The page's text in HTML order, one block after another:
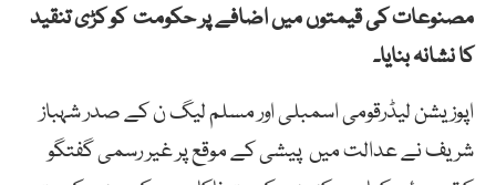
مصنوعات کی قیمتوں میں اضافے پر حکومت کو کڑی تنقید
کا نشانہ بنایا۔
اپوزیشن لیڈرقومی اسمبلی اور مسلم لیگ ن کے صدر شہباز
شریف نے عدالت میں پیشی کے موقع پر غیر رسمی گفتگو